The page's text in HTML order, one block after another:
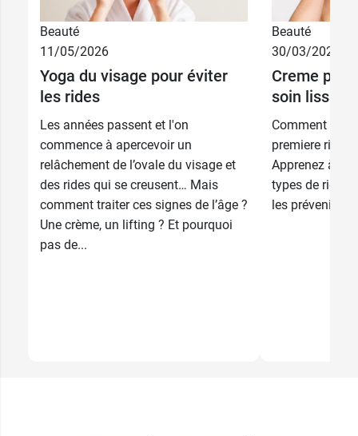
Beauté
11/05/2026
Yoga du visage pour éviter
les rides
Les années passent et l'on
commence à apercevoir un
relâchement de l’ovale du visage et
des rides qui se creusent… Mais
comment traiter ces signes de l’âge ?
Une crème, un lifting ? Et pourquoi
pas de...
Beauté
30/03/2026
Creme
soin lissant
Comment
premiere ride
Apprenez à
types de rides,
les prévenir.